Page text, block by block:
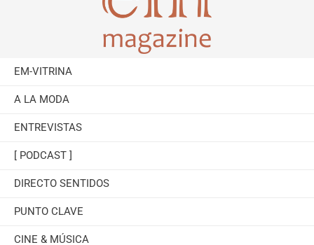
EM-VITRINA
A LA MODA
ENTREVISTAS
[ PODCAST ]
DIRECTO SENTIDOS
PUNTO CLAVE
CINE & MÚSICA